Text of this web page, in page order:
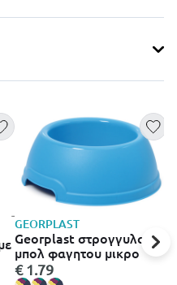
GEORPLAST
Georplast στρογγυλο
μπολ φαγητου μικρο
€ 1.79